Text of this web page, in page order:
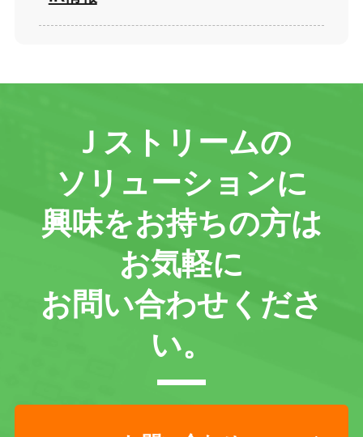
Ｊストリームの
ソリューションに
興味をお持ちの方は
お気軽に
お問い合わせくださ
い。